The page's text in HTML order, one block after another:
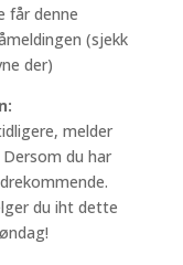
får denne
(sjekk
der)
melder
du har
du iht dette